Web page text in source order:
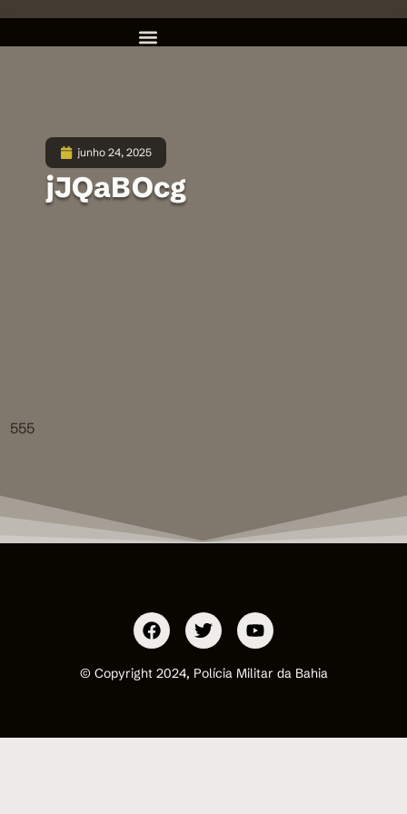
junho 24, 2025
jJQaBOcg
555
© Copyright 2024, Polícia Militar da Bahia